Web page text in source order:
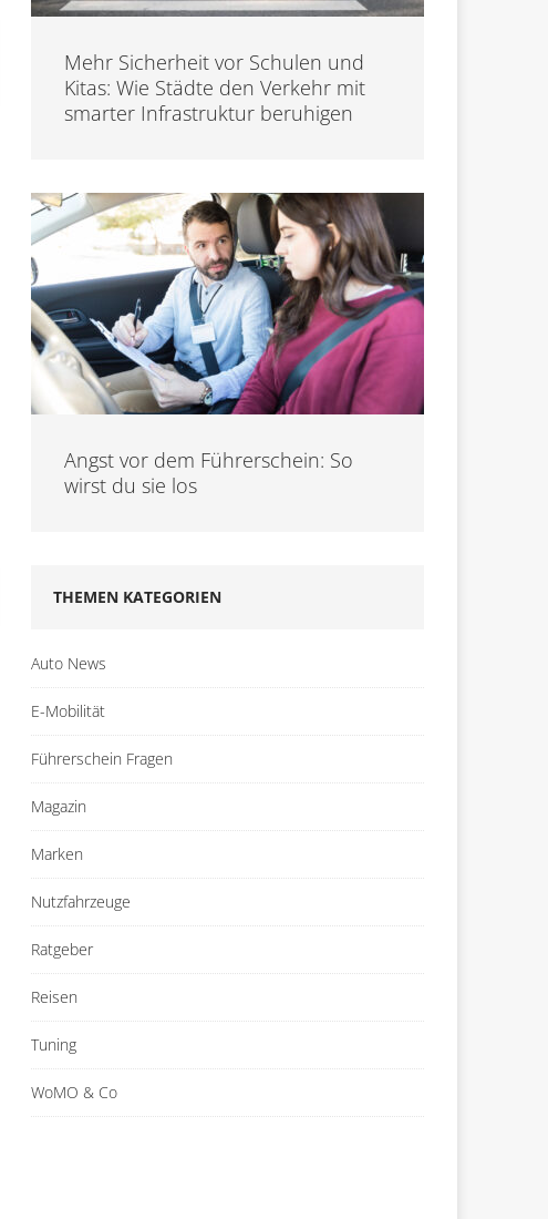
Mehr Sicherheit vor Schulen und
Kitas: Wie Städte den Verkehr mit
smarter Infrastruktur beruhigen
Angst vor dem Führerschein: So
wirst du sie los
THEMEN KATEGORIEN
Auto News
E-Mobilität
Führerschein Fragen
Magazin
Marken
Nutzfahrzeuge
Ratgeber
Reisen
Tuning
WoMO & Co